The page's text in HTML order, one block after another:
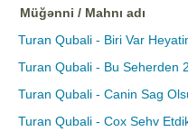
Müğənni / Mahnı adı
Turan Qubali - Biri Var
Turan Qubali - Bu Seherden
Turan Qubali - Canin Sag
Turan Qubali - Cox Sehv